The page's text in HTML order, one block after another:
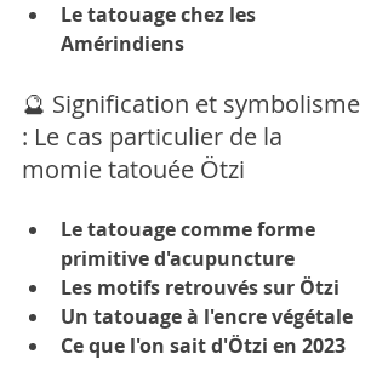
Le tatouage chez les
Amérindiens
🔮 Signification et symbolisme
: Le cas particulier de la
momie tatouée Ötzi
Le tatouage comme forme
primitive d'acupuncture
Les motifs retrouvés sur Ötzi
Un tatouage à l'encre végétale
Ce que l'on sait d'Ötzi en 2023